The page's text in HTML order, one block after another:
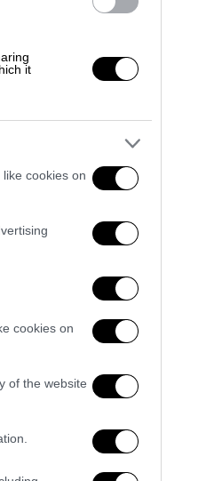
it
cookies on
cookies on
of the website
στην
Με